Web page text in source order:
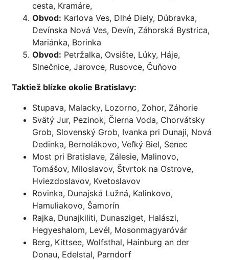
cesta, Kramáre,
Obvod: Karlova Ves, Dlhé Diely, Dúbravka,
Devínska Nová Ves, Devín, Záhorská Bystrica,
Mariánka, Borinka
Obvod: Petržalka, Ovsište, Lúky, Háje,
Slnečnice, Jarovce, Rusovce, Čuňovo
Taktiež blízke okolie Bratislavy:
Stupava, Malacky, Lozorno, Zohor, Záhorie
Svätý Jur, Pezinok, Čierna Voda, Chorvátsky
Grob, Slovenský Grob, Ivanka pri Dunaji, Nová
Dedinka, Bernolákovo, Veľký Biel, Senec
Most pri Bratislave, Zálesie, Malinovo,
Tomášov, Miloslavov, Štvrtok na Ostrove,
Hviezdoslavov, Kvetoslavov
Rovinka, Dunajská Lužná, Kalinkovo,
Hamuliakovo, Šamorín
Rajka, Dunajkiliti, Dunasziget, Halászi,
Hegyeshalom, Levél, Mosonmagyaróvár
Berg, Kittsee, Wolfsthal, Hainburg an der
Donau, Edelstal, Parndorf